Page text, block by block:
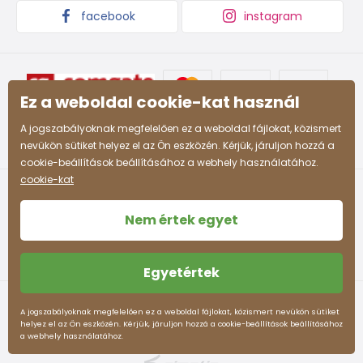
55
7-8 ani 122 - 128
63 -
66
58 -
60
68 - 71
8-9 ani 128 - 134
66 -
69
60 -
62
71 - 74
9-10 ani 134 - 140
72
63
74 - 77
10-11 ani 140 - 146
75
77 -80
12-13 ani 152 - 158
78 -
82
65 -
66
83 - 86
facebook instagram
pidilidi.hu © 2026. WebdesignLitvanyi.sk.
Ez a weboldal cookie-kat használ
A jogszabályoknak megfelelően ez a weboldal fájlokat, közismert
nevükön sütiket helyez el az Ön eszközén. Kérjük, járuljon hozzá a
cookie-beállítások beállításához a webhely használatához.
cookie-kat
Nem értek egyet
Egyetértek
A jogszabályoknak megfelelően ez a weboldal fájlokat, közismert nevükön sütiket
helyez el az Ön eszközén. Kérjük, járuljon hozzá a cookie-beállítások beállításához
a webhely használatához.